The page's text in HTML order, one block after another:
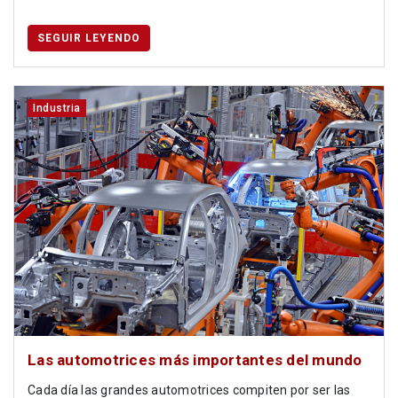
SEGUIR LEYENDO
Industria
Las automotrices más importantes del mundo
Cada día las grandes automotrices compiten por ser las